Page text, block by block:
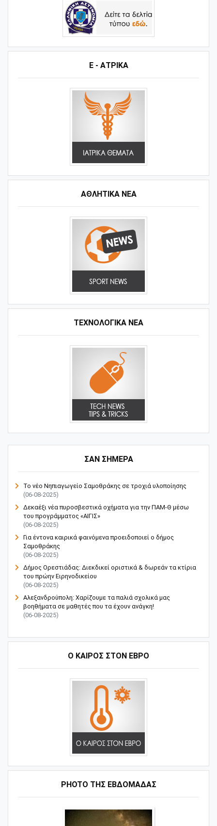
Ε - ΑΤΡΙΚΑ
ΑΘΛΗΤΙΚΆ ΝΈΑ
ΤΕΧΝΟΛΟΓΙΚΑ ΝΕΑ
ΣΑΝ ΣΗΜΕΡΑ
Το νέο Νηπιαγωγείο Σαμοθράκης σε τροχιά υλοποίησης
(06-08-2025)
Δεκαέξι νέα πυροσβεστικά οχήματα για την ΠΑΜ-Θ μέσω
του προγράμματος «ΑΙΓΙΣ»
(06-08-2025)
Για έντονα καιρικά φαινόμενα προειδοποιεί ο δήμος
Σαμοθράκης
(06-08-2025)
Δήμος Ορεστιάδας: Διεκδικεί οριστικά & δωρεάν τα κτίρια
του πρώην Ειρηνοδικείου
(06-08-2025)
Αλεξανδρούπολη: Χαρίζουμε τα παλιά σχολικά μας
βοηθήματα σε μαθητές που τα έχουν ανάγκη!
(06-08-2025)
Ο ΚΑΙΡΟΣ ΣΤΟΝ ΕΒΡΟ
PHOTO ΤΗΣ ΕΒΔΟΜΑΔΑΣ